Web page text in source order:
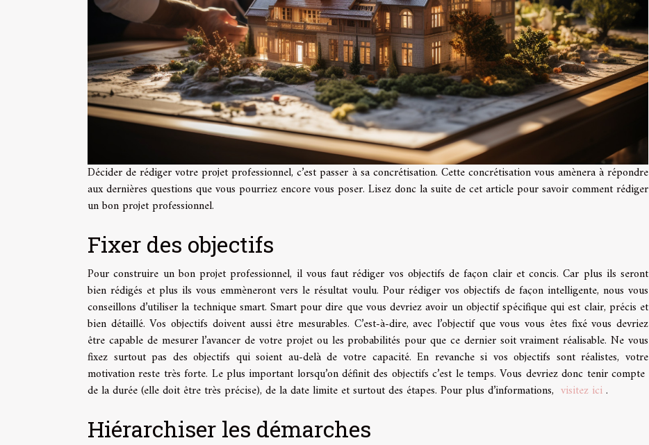
Décider de rédiger votre projet professionnel, c’est passer à sa concrétisation. Cette concrétisation vous amènera à répondre
aux dernières questions que vous pourriez encore vous poser. Lisez donc la suite de cet article pour savoir comment rédiger
un bon projet professionnel.
Fixer des objectifs
Pour construire un bon projet professionnel, il vous faut rédiger vos objectifs de façon clair et concis. Car plus ils seront
bien rédigés et plus ils vous emmèneront vers le résultat voulu. Pour rédiger vos objectifs de façon intelligente, nous vous
conseillons d’utiliser la technique smart. Smart pour dire que vous devriez avoir un objectif spécifique qui est clair, précis et
bien détaillé. Vos objectifs doivent aussi être mesurables. C’est-à-dire, avec l’objectif que vous vous êtes fixé vous devriez
être capable de mesurer l’avancer de votre projet ou les probabilités pour que ce dernier soit vraiment réalisable. Ne vous
fixez surtout pas des objectifs qui soient au-delà de votre capacité. En revanche si vos objectifs sont réalistes, votre
motivation reste très forte. Le plus important lorsqu’on définit des objectifs c’est le temps. Vous devriez donc tenir compte
de la durée (elle doit être très précise), de la date limite et surtout des étapes. Pour plus d’informations, visitez ici.
Hiérarchiser les démarches